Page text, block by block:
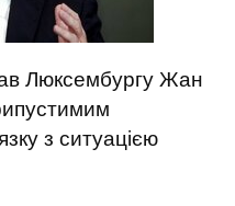
Люксембургу Жан
з ситуацією